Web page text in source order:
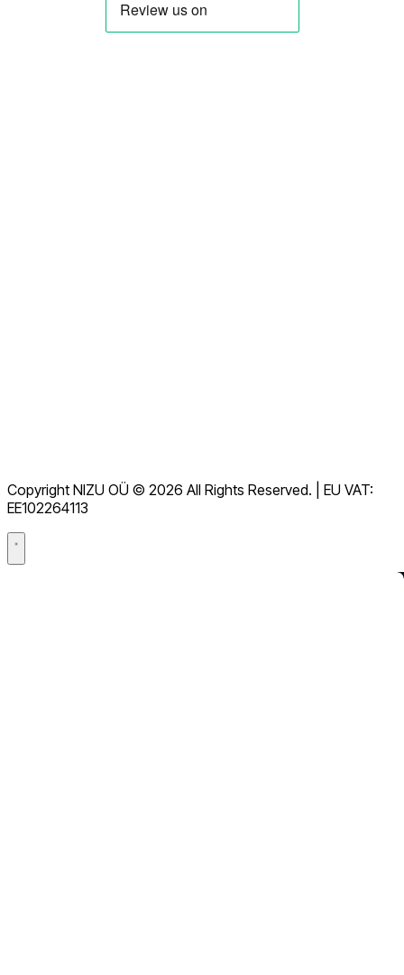
GDPR
Andmetöötlusleping (DPA)
Copyright NIZU OÜ © 2026 All Rights Reserved. | EU VAT:
EE102264113